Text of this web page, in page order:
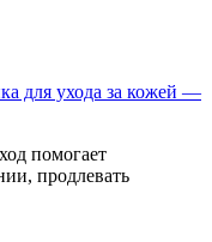
для ухода за кожей —
помогает
продлевать